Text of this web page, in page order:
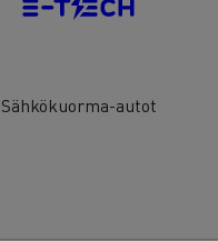
Sähkökuorma-autot